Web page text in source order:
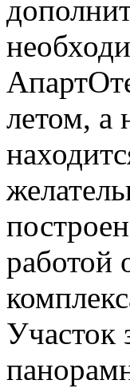
летом, а
работой
Участок